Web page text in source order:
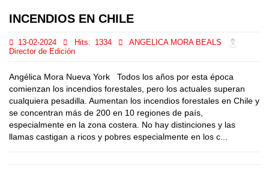
INCENDIOS EN CHILE
13-02-2024 Hits: 1334
ANGELICA MORA BEALS
Director de Edición
Angélica Mora Nueva York Todos los años por esta época
comienzan los incendios forestales, pero los actuales superan
cualquiera pesadilla. Aumentan los incendios forestales en Chile y
se concentran más de 200 en 10 regiones de país,
especialmente en la zona costera. No hay distinciones y las
llamas castigan a ricos y pobres especialmente en los c...